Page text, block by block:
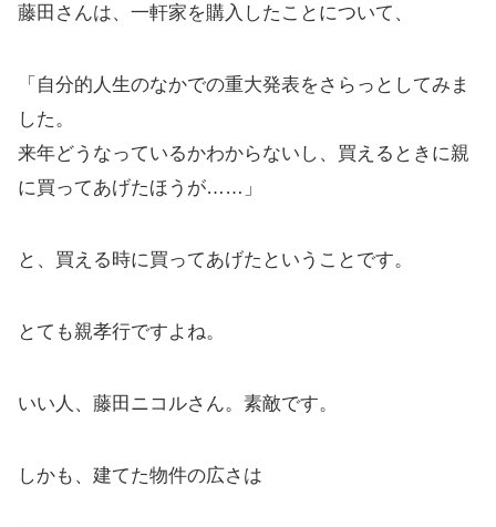
藤田さんは、一軒家を購入したことについて、
「自分的人生のなかでの重大発表をさらっとしてみま
した。
来年どうなっているかわからないし、買えるときに親
に買ってあげたほうが……」
と、買える時に買ってあげたということです。
とても親孝行ですよね。
いい人、藤田ニコルさん。素敵です。
しかも、建てた物件の広さは